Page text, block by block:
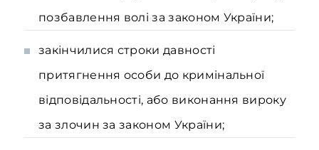
позбавлення волі за законом України;
закінчилися строки давності
притягнення особи до кримінальної
відповідальності, або виконання вироку
за злочин за законом України;